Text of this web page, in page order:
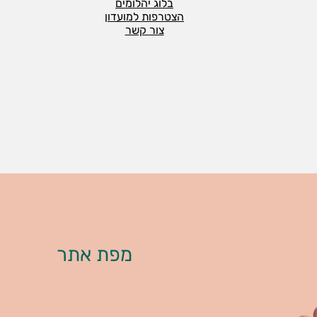
בלוג יהלומים
הצטרפות למועדון
צור קשר
מפת אתר